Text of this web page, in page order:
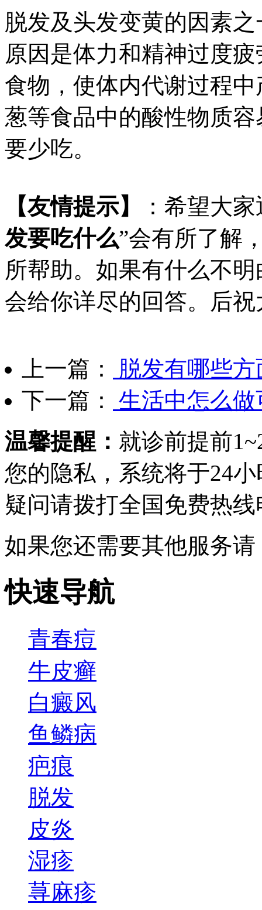
脱发及头发变黄的因素
原因是体力和精神过度
食物，使体内代谢过程
葱等食品中的酸性物质
要少吃。
【友情提示】
：希望大
发要吃什么”会有所了解
所帮助。如果有什么不
会给你详尽的回答。后
上一篇：
脱发有哪些
下一篇：
生活中怎么
温馨提醒： 就诊前提前
您的隐私，系统将于24
疑问请拨打全国免费热线
如果您还需要其他服务
快速导航
青春痘
牛皮癣
白癜风
鱼鳞病
疤痕
脱发
皮炎
湿疹
荨麻疹